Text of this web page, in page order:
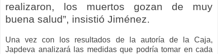
realizaron, los muertos gozan de muy
buena salud”, insistió Jiménez.
Una vez con los resultados de la autoría de la Caja,
Japdeva analizará las medidas que podría tomar en cada